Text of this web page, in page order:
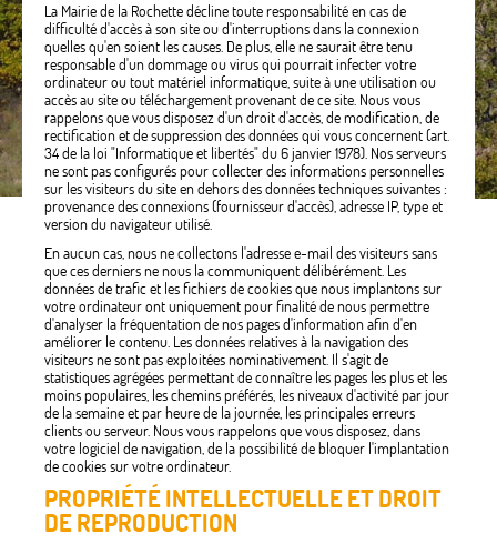
La Mairie de la Rochette décline toute responsabilité en cas de
difficulté d'accès à son site ou d'interruptions dans la connexion
quelles qu'en soient les causes. De plus, elle ne saurait être tenu
responsable d'un dommage ou virus qui pourrait infecter votre
ordinateur ou tout matériel informatique, suite à une utilisation ou
accès au site ou téléchargement provenant de ce site. Nous vous
rappelons que vous disposez d'un droit d'accès, de modification, de
rectification et de suppression des données qui vous concernent (art.
34 de la loi "Informatique et libertés" du 6 janvier 1978). Nos serveurs
ne sont pas configurés pour collecter des informations personnelles
sur les visiteurs du site en dehors des données techniques suivantes :
provenance des connexions (fournisseur d'accès), adresse IP, type et
version du navigateur utilisé.
En aucun cas, nous ne collectons l'adresse e-mail des visiteurs sans
que ces derniers ne nous la communiquent délibérément. Les
données de trafic et les fichiers de cookies que nous implantons sur
votre ordinateur ont uniquement pour finalité de nous permettre
d'analyser la fréquentation de nos pages d'information afin d'en
améliorer le contenu. Les données relatives à la navigation des
visiteurs ne sont pas exploitées nominativement. Il s'agit de
statistiques agrégées permettant de connaître les pages les plus et les
moins populaires, les chemins préférés, les niveaux d'activité par jour
de la semaine et par heure de la journée, les principales erreurs
clients ou serveur. Nous vous rappelons que vous disposez, dans
votre logiciel de navigation, de la possibilité de bloquer l'implantation
de cookies sur votre ordinateur.
PROPRIÉTÉ INTELLECTUELLE ET DROIT
DE REPRODUCTION